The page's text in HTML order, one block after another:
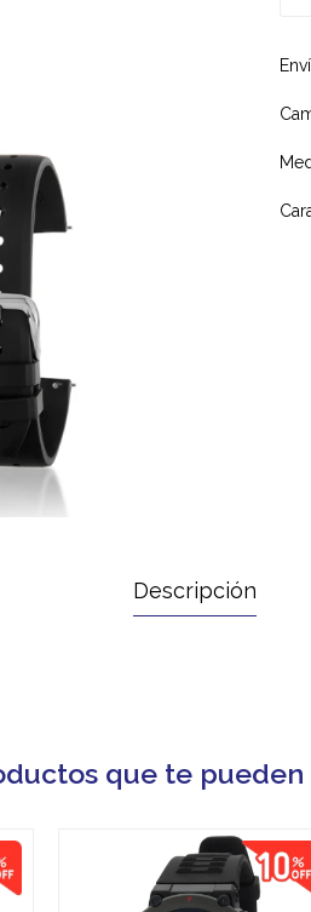
Descripción
que te